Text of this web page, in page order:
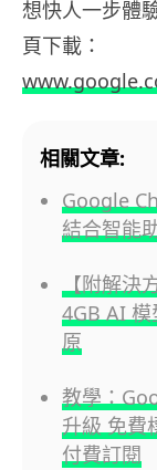
想快人一步體
頁下載：
相關文章:
Google
結合智能
【附解決
4GB AI
原
教學：
升級 免費
付費訂閱